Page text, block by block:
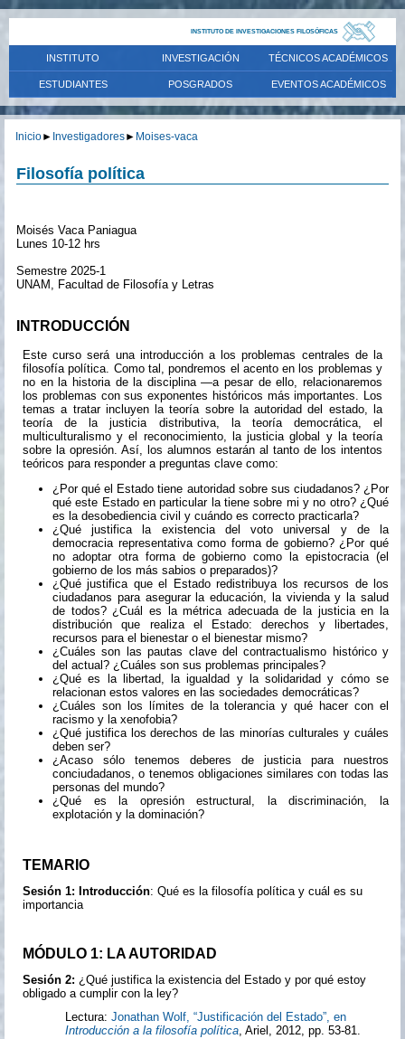
INSTITUTO DE INVESTIGACIONES FILOSÓFICAS
INSTITUTO INVESTIGACIÓN TÉCNICOS ACADÉMICOS
ESTUDIANTES POSGRADOS EVENTOS ACADÉMICOS
Inicio► Investigadores► Moises-vaca
Filosofía política
Moisés Vaca Paniagua
Lunes 10-12 hrs
Semestre 2025-1
UNAM, Facultad de Filosofía y Letras
INTRODUCCIÓN
Este curso será una introducción a los problemas centrales de la
filosofía política. Como tal, pondremos el acento en los problemas y
no en la historia de la disciplina —a pesar de ello, relacionaremos
los problemas con sus exponentes históricos más importantes. Los
temas a tratar incluyen la teoría sobre la autoridad del estado, la
teoría de la justicia distributiva, la teoría democrática, el
multiculturalismo y el reconocimiento, la justicia global y la teoría
sobre la opresión. Así, los alumnos estarán al tanto de los intentos
teóricos para responder a preguntas clave como:
¿Por qué el Estado tiene autoridad sobre sus ciudadanos? ¿Por
qué este Estado en particular la tiene sobre mi y no otro? ¿Qué
es la desobediencia civil y cuándo es correcto practicarla?
¿Qué justifica la existencia del voto universal y de la
democracia representativa como forma de gobierno? ¿Por qué
no adoptar otra forma de gobierno como la epistocracia (el
gobierno de los más sabios o preparados)?
¿Qué justifica que el Estado redistribuya los recursos de los
ciudadanos para asegurar la educación, la vivienda y la salud
de todos? ¿Cuál es la métrica adecuada de la justicia en la
distribución que realiza el Estado: derechos y libertades,
recursos para el bienestar o el bienestar mismo?
¿Cuáles son las pautas clave del contractualismo histórico y
del actual? ¿Cuáles son sus problemas principales?
¿Qué es la libertad, la igualdad y la solidaridad y cómo se
relacionan estos valores en las sociedades democráticas?
¿Cuáles son los límites de la tolerancia y qué hacer con el
racismo y la xenofobia?
¿Qué justifica los derechos de las minorías culturales y cuáles
deben ser?
¿Acaso sólo tenemos deberes de justicia para nuestros
conciudadanos, o tenemos obligaciones similares con todas las
personas del mundo?
¿Qué es la opresión estructural, la discriminación, la
explotación y la dominación?
TEMARIO
Sesión 1: Introducción: Qué es la filosofía política y cuál es su
importancia
MÓDULO 1: LA AUTORIDAD
Sesión 2: ¿Qué justifica la existencia del Estado y por qué estoy
obligado a cumplir con la ley?
Lectura:Jonathan Wolf, “Justificación del Estado”, en
Introducción a la filosofía política, Ariel, 2012, pp. 53-81.